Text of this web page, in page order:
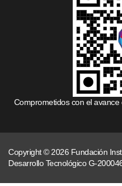
Comprometidos con el avance
Copyright © 2026 Fundación
Desarrollo Tecnológico G-